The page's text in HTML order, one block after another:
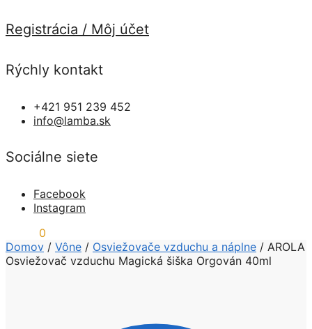
Registrácia / Môj účet
Rýchly kontakt
+421 951 239 452
info@lamba.sk
Sociálne siete
Facebook
Instagram
0
Domov / Vône / Osviežovače vzduchu a náplne / AROLA
Osviežovač vzduchu Magická šiška Orgován 40ml